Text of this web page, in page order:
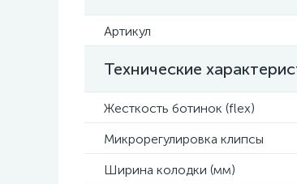
Артикул
Технические
Жесткость ботинок (flex)
Микрорегулировка клипсы
Ширина колодки (мм)